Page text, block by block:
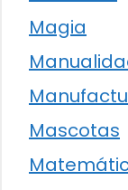
Magia
Mascotas